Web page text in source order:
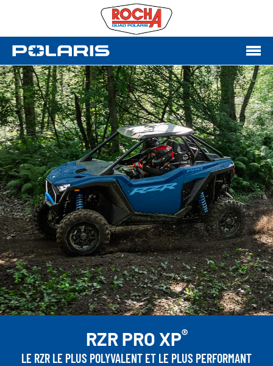
RZR PRO XP®
LE RZR LE PLUS POLYVALENT ET LE PLUS PERFORMANT